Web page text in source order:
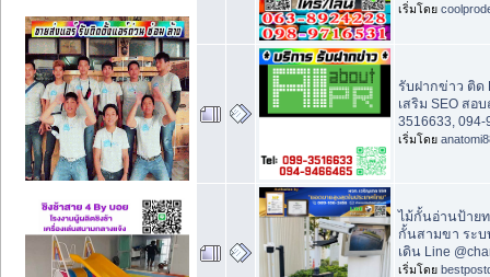
เริ่มโดย
รับฝากข่าว ติด
เสริม SEO สอ
3516633, 094-
เริ่มโดย
ไม้กั้นอ่านป้ายท
กั้นสามขา ระ
เดิน Line
เริ่มโดย